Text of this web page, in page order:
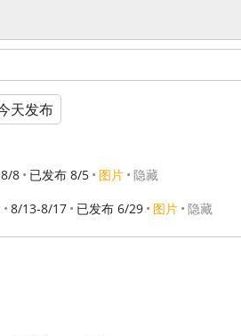
天发布
8/8 已发布 8/5 图片 隐藏
8/13-8/17 已发布 6/29 图片 隐藏